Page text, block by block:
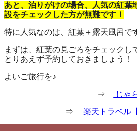
あと、泊りがけの場合、人気の紅葉
設をチェックした方が無難です！
特に人気なのは、紅葉＋露天風呂で
まずは、紅葉の見ごろをチェックし
とりあえず予約しておきましょう！
よいご旅行を♪
⇒ じゃ
⇒ 楽天トラベル